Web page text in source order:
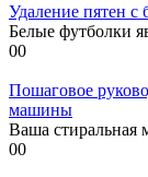
Удаление пятен с
Белые футболки
00
Пошаговое
машины
Ваша стиральная
00